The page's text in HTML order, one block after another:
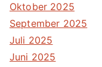
Oktober 2025
September 2025
Juli 2025
Juni 2025